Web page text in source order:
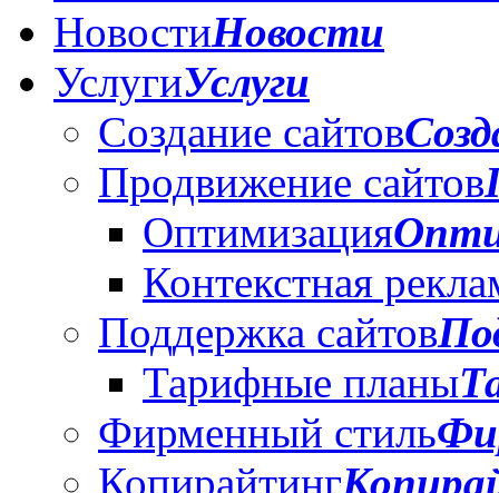
НовостиНовости
УслугиУслуги
Создание сайтов
Продвижение сайтов
Оптимизация
Контекстная
Поддержка сайтов
Тарифные планы
Фирменный стиль
Копирайтинг